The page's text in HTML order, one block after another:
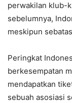
perwakilan klub-
sebelumnya,
meskipun
Peringkat
berkesempatan
mendapatkan
sebuah asosiasi